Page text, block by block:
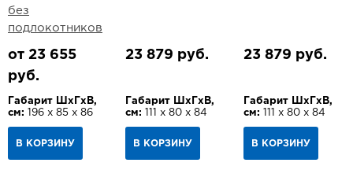
без
подлокотников
от 23 655
руб.
Габарит ШхГхВ,
см: 196 х 85 х 86
В КОРЗИНУ
23 879 руб.
Габарит ШхГхВ,
см:
111 х 80 х 84
В КОРЗИНУ
23 879 руб.
Габарит ШхГхВ,
см: 111 х 80 х 84
В КОРЗИНУ